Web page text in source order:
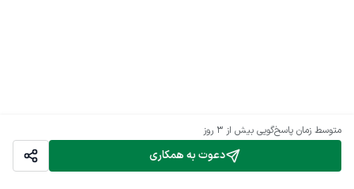
دعوت به همکاری
متوسط زمان پاسخ‌گویی بیش از ۳ روز